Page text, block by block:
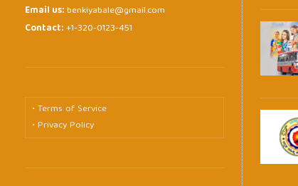
Email us:benkiyabale@gmail.com
Contact:+1-320-0123-451
• Terms of Service
• Privacy Policy